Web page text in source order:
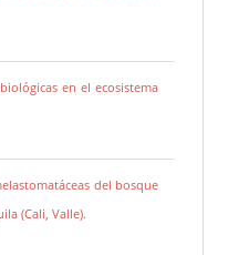
en el ecosistema
del bosque
(Cali, Valle).